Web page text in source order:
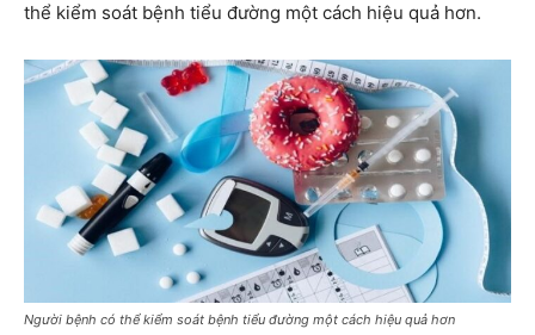
thể kiểm soát bệnh tiểu đường một cách hiệu quả hơn.
Người bệnh có thể kiểm soát bệnh tiểu đường một cách hiệu quả hơn